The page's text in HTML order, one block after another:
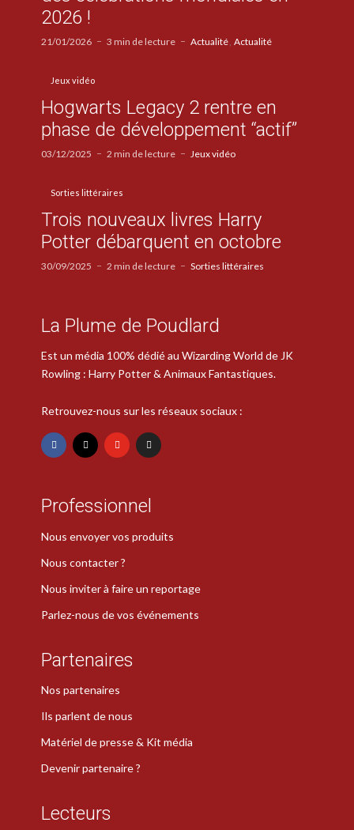
2026 !
21/01/2026 3 min de lecture Actualité Actualité
Jeux vidéo
Hogwarts Legacy 2 rentre en
phase de développement “actif”
03/12/2025 2 min de lecture Jeux vidéo
Sorties littéraires
Trois nouveaux livres Harry
Potter débarquent en octobre
30/09/2025 2 min de lecture Sorties littéraires
La Plume de Poudlard
Est un média 100% dédié au Wizarding World de JK
Rowling : Harry Potter & Animaux Fantastiques.
Retrouvez-nous sur les réseaux sociaux :
Professionnel
Nous envoyer vos produits
Nous contacter ?
Nous inviter à faire un reportage
Parlez-nous de vos événements
Partenaires
Nos partenaires
Ils parlent de nous
Matériel de presse & Kit média
Devenir partenaire ?
Lecteurs